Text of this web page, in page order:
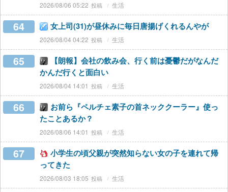
2026/08/06 05:22 生活
64 女上司(31)が昼休みに毎日唐揚げくれるんやが
2026/08/04 04:22 生活
65
【朗報】会社の飲み会、行く前は憂鬱だがなんだ
かんだ行くと面白い
2026/08/04 14:01 生活
66
お前ら『ペルチェ素子の首ネッククーラー』使っ
たことあるか？
2026/08/06 14:01 生活
67
小学生の頃父親が突然知らない女の子を連れて帰
ってきた
2026/08/03 18:05 生活